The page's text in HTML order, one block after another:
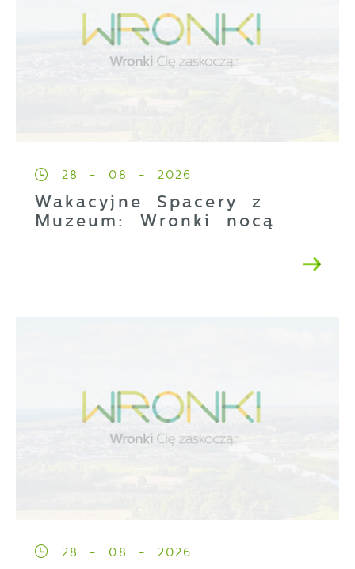
28 - 08 - 2026
Wakacyjne Spacery z
Muzeum: Wronki nocą
28 - 08 - 2026